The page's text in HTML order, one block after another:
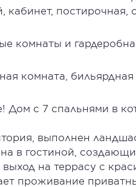
кабинет, постирочная,
комнаты и
комната, бильярдная
Дом с 7 спальнями в
выполнен
в гостиной,
на террасу с
проживание